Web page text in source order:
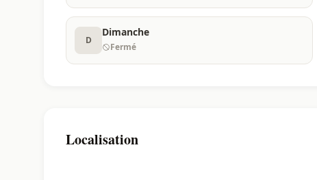
D
Dimanche
Fermé
Localisation